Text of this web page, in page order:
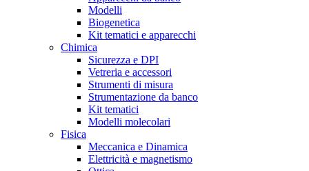
Modelli
Biogenetica
Kit tematici e apparecchi
Chimica
Sicurezza e DPI
Vetreria e accessori
Strumenti di misura
Strumentazione da banco
Kit tematici
Modelli molecolari
Fisica
Meccanica e Dinamica
Elettricità e magnetismo